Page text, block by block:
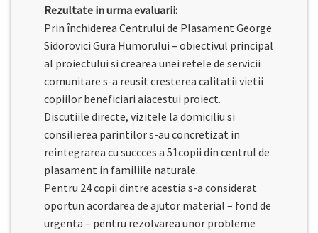
Rezultate in urma evaluarii:
Prin închiderea Centrului de Plasament George
Sidorovici Gura Humorului – obiectivul principal
al proiectului si crearea unei retele de servicii
comunitare s-a reusit cresterea calitatii vietii
copiilor beneficiari aiacestui proiect.
Discutiile directe, vizitele la domiciliu si
consilierea parintilor s-au concretizat in
reintegrarea cu succces a 51copii din centrul de
plasament in familiile naturale.
Pentru 24 copii dintre acestia s-a considerat
oportun acordarea de ajutor material – fond de
urgenta – pentru rezolvarea unor probleme